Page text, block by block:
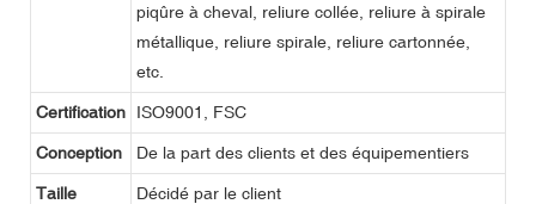
piqûre à cheval, reliure collée, reliure à spirale
métallique, reliure spirale, reliure cartonnée,
etc.
Certification ISO9001, FSC
Conception De la part des clients et des équipementiers
Taille Décidé par le client